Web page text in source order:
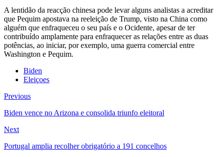
A lentidão da reacção chinesa pode levar alguns analistas a acreditar
que Pequim apostava na reeleição de Trump, visto na China como
alguém que enfraqueceu o seu país e o Ocidente, apesar de ter
contribuído amplamente para enfraquecer as relações entre as duas
potências, ao iniciar, por exemplo, uma guerra comercial entre
Washington e Pequim.
Biden
Eleiçoes
Previous
Biden vence no Arizona e consolida triunfo eleitoral
Next
Portugal amplia recolher obrigatório a 191 concelhos